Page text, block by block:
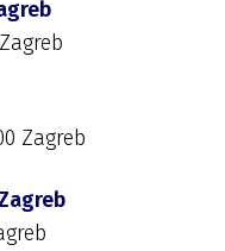
Zagreb